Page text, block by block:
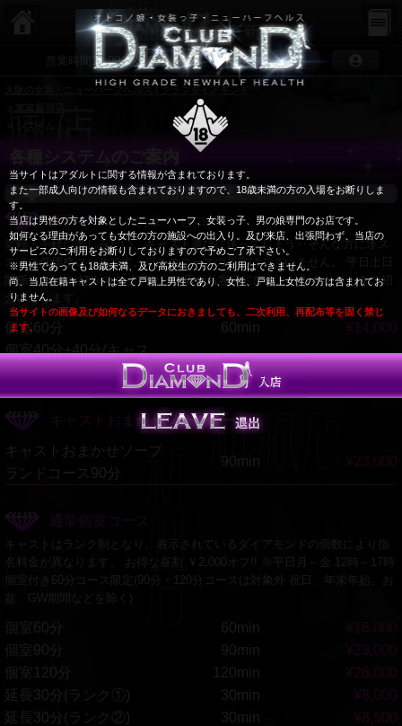
当サイトはアダルトに関する情報が含まれております。
また一部成人向けの情報も含まれておりますので、18歳未満の方の入場をお断りしま
す。
当店は男性の方を対象としたニューハーフ、女装っ子、男の娘専門のお店です。
如何なる理由があっても女性の方の施設への出入り。及び来店、出張問わず、当店の
サービスのご利用をお断りしておりますので予めご了承下さい。
※男性であっても18歳未満、及び高校生の方のご利用はできません。
尚、当店在籍キャストは全て戸籍上男性であり、女性、戸籍上女性の方は含まれてお
りません。
当サイトの画像及び如何なるデータにおきましても、二次利用、再配布等を固く禁じ
ます。
入店する
営業時間12:00～26:00
大阪の女装・ニューハーフヘルス | クラブダイアモンド
各種システムのご案内
ご利用に関しまして
個室キャストおまかせコース
気軽・手軽に楽しみたい、キャスト選びに迷ってしまう‥そんな方にオス
スメの低価格コースです。※このコースの昼割はございません。 平日土日
関係ナシ。 お好みのタイプから当店がお客様にぴったりなキャストをご紹
介いたします。
個室60分 60min
¥14,000
個室40分+40分(キャス
ト2名)
80min ¥17,000
キャストおまかせソープコース
キャストおまかせソープ
ランドコース90分
90min ¥23,000
通常個室コース
キャストはランク制となり、表示されているダイアモンドの個数により指
名料金が異なります。 お得な昼割 ￥2,000オフ!! ※平日月～金 12時～17時
個室付き60分コース限定(90分・120分コースは対象外 祝日、年末年始、お
盆、GW期間などを除く)
個室60分 60min
¥18,000
個室90分
90min
¥23,000
個室120分
120min
¥28,000
延長30分(ランク①)
30min
¥8,000
延長30分(ランク②)
30min
¥8,500